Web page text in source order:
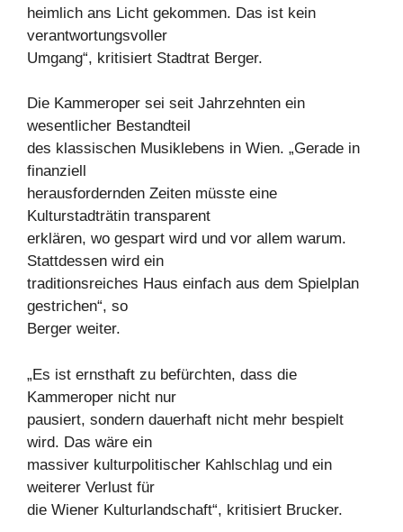
heimlich ans Licht gekommen. Das ist kein
verantwortungsvoller
Umgang“, kritisiert Stadtrat Berger.
Die Kammeroper sei seit Jahrzehnten ein
wesentlicher Bestandteil
des klassischen Musiklebens in Wien. „Gerade in
finanziell
herausfordernden Zeiten müsste eine
Kulturstadträtin transparent
erklären, wo gespart wird und vor allem warum.
Stattdessen wird ein
traditionsreiches Haus einfach aus dem Spielplan
gestrichen“, so
Berger weiter.
„Es ist ernsthaft zu befürchten, dass die
Kammeroper nicht nur
pausiert, sondern dauerhaft nicht mehr bespielt
wird. Das wäre ein
massiver kulturpolitischer Kahlschlag und ein
weiterer Verlust für
die Wiener Kulturlandschaft“, kritisiert Brucker.